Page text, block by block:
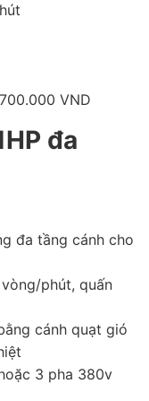
VND
đa
đa tầng cánh cho
phút, quấn
cánh quạt gió
3 pha 380v